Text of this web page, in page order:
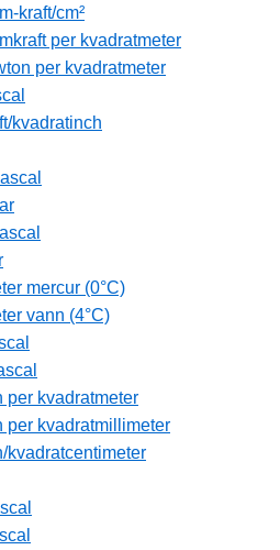
kraft/cm²
per kvadratmeter
per kvadratmeter
kvadratinch
mercur (0°C)
vann (4°C)
per kvadratmeter
per kvadratmillimeter
kvadratcentimeter